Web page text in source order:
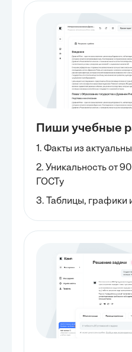
Пиши учебные
1. Факты из
2. Уникальность от
ГОСТу
3. Таблицы, графики